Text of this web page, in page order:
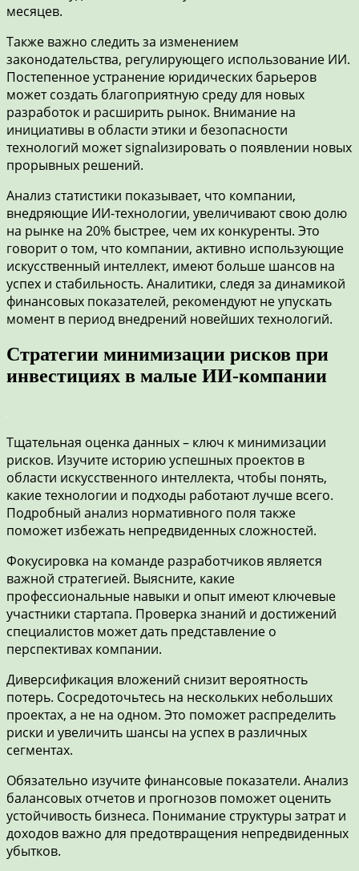
месяцев.
Также важно следить за изменением
законодательства, регулирующего использование ИИ.
Постепенное устранение юридических барьеров
может создать благоприятную среду для новых
разработок и расширить рынок. Внимание на
инициативы в области этики и безопасности
технологий может signalизировать о появлении новых
прорывных решений.
Анализ статистики показывает, что компании,
внедряющие ИИ-технологии, увеличивают свою долю
на рынке на 20% быстрее, чем их конкуренты. Это
говорит о том, что компании, активно использующие
искусственный интеллект, имеют больше шансов на
успех и стабильность. Аналитики, следя за динамикой
финансовых показателей, рекомендуют не упускать
момент в период внедрений новейших технологий.
Стратегии минимизации рисков при
инвестициях в малые ИИ-компании
Тщательная оценка данных – ключ к минимизации
рисков. Изучите историю успешных проектов в
области искусственного интеллекта, чтобы понять,
какие технологии и подходы работают лучше всего.
Подробный анализ нормативного поля также
поможет избежать непредвиденных сложностей.
Фокусировка на команде разработчиков является
важной стратегией. Выясните, какие
профессиональные навыки и опыт имеют ключевые
участники стартапа. Проверка знаний и достижений
специалистов может дать представление о
перспективах компании.
Диверсификация вложений снизит вероятность
потерь. Сосредоточьтесь на нескольких небольших
проектах, а не на одном. Это поможет распределить
риски и увеличить шансы на успех в различных
сегментах.
Обязательно изучите финансовые показатели. Анализ
балансовых отчетов и прогнозов поможет оценить
устойчивость бизнеса. Понимание структуры затрат и
доходов важно для предотвращения непредвиденных
убытков.